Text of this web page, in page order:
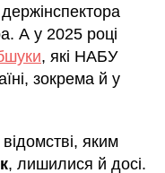
А у 2025 році
, які НАБУ
зокрема й у
яким
, лишилися й досі.